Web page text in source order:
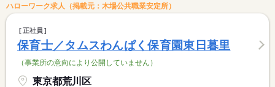
ハローワーク求人（掲載元：木場公共職業安定所）
正社員
保育士／タムスわんぱく保育園東日暮里
（事業所の意向により公開していません）
東京都荒川区